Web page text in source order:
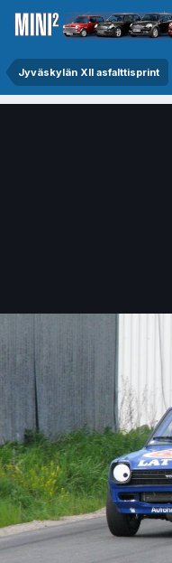
Jyväskylän XII asfalttisprint